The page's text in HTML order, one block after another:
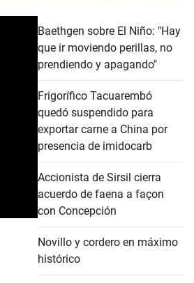
Baethgen sobre El Niño: "Hay
que ir moviendo perillas, no
prendiendo y apagando"
Frigorífico Tacuarembó
quedó suspendido para
exportar carne a China por
presencia de imidocarb
Accionista de Sirsil cierra
acuerdo de faena a façon
con Concepción
Novillo y cordero en máximo
histórico